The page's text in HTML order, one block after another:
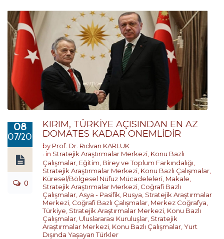
08
07/2017
0
KIRIM, TÜRKİYE AÇISINDAN EN AZ
DOMATES KADAR ÖNEMLİDİR
by Prof. Dr. Rıdvan KARLUK
in Stratejik Araştırmalar Merkezi Konu Bazlı
Çalışmalar Eğitim, Birey ve Toplum Farkındalığı
Stratejik Araştırmalar Merkezi Konu Bazlı Çalışmalar
Küresel/Bölgesel Nüfuz Mücadeleleri Makale
Stratejik Araştırmalar Merkezi Coğrafi Bazlı
Çalışmalar Asya - Pasifik Rusya Stratejik Araştırmalar
Merkezi Coğrafi Bazlı Çalışmalar Merkez Coğrafya
Türkiye Stratejik Araştırmalar Merkezi Konu Bazlı
Çalışmalar Uluslararası Kuruluşlar Stratejik
Araştırmalar Merkezi Konu Bazlı Çalışmalar Yurt
Dışında Yaşayan Türkler